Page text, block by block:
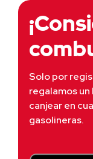
Solo por
regalamos
canjear en
gasolineras.